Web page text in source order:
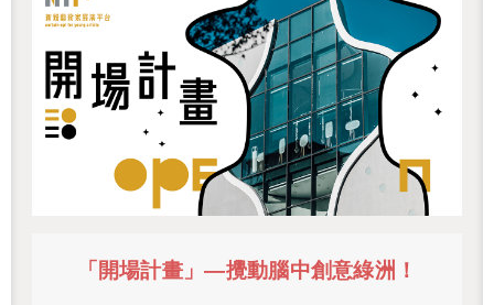
「開場計畫」—攪動腦中創意綠洲！